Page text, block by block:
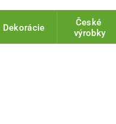
Dekorácie
České
výrobky